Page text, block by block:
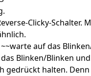
Clicky-Schalter.
auf das
Blinken/Blinken
gedrückt halten.